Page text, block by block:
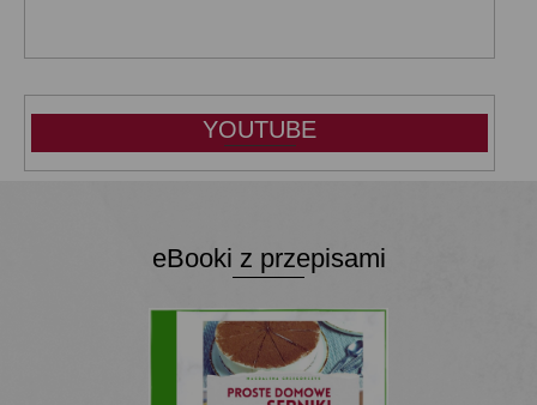
YOUTUBE
eBooki z przepisami